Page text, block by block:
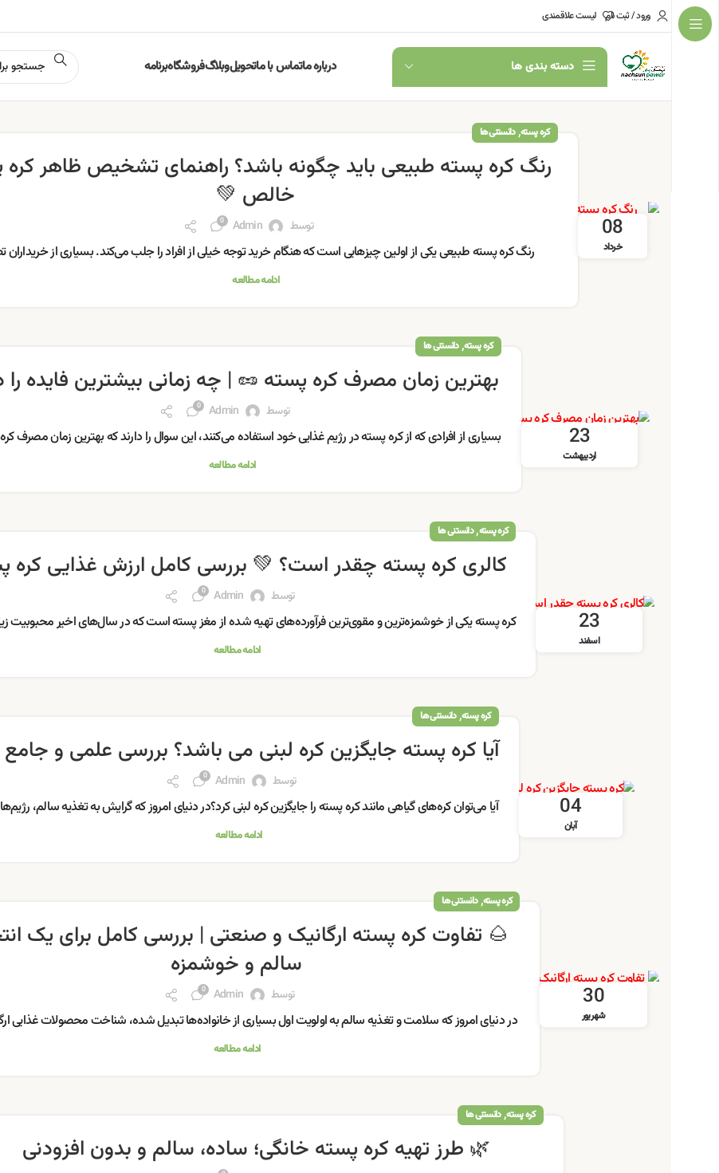
ورود / ثبت نام لیست علاقمندی
دسته بندی ها درباره ماتماس با ماتحویلوبلاگفروشگاهبرنامه
08
خرداد
کره پسته,دانستنی ها
رنگ کره پسته طبیعی باید چگونه باشد؟ راهنمای تشخیص ظاهر کره
خالص 💚
توسط Admin
0
رنگ کره پسته طبیعی یکی از اولین چیزهایی است که هنگام خرید توجه خیلی از افراد را جلب می‌کند. بسیاری از
ادامه مطالعه
23
اردیبهشت
کره پسته,دانستنی ها
بهترین زمان مصرف کره پسته 🥜 | چه زمانی بیشترین فایده را
توسط Admin
0
بسیاری از افرادی که از کره پسته در رژیم غذایی خود استفاده می‌کنند، این سوال را دارند که بهترین زمان مصرف
ادامه مطالعه
23
اسفند
کره پسته,دانستنی ها
کالری کره پسته چقدر است؟ 💚 بررسی کامل ارزش غذایی کره
توسط Admin
0
کره پسته یکی از خوشمزه‌ترین و مقوی‌ترین فرآورده‌های تهیه شده از مغز پسته است که در سال‌های اخیر محبوبیت
ادامه مطالعه
04
آبان
کره پسته,دانستنی ها
آیا کره پسته جایگزین کره لبنی می باشد؟ بررسی علمی و
توسط Admin
0
آیا می‌توان کره‌های گیاهی مانند کره پسته را جایگزین کره لبنی کرد؟در دنیای امروز که گرایش به تغذیه سالم،
ادامه مطالعه
30
شهریور
کره پسته,دانستنی ها
🌰 تفاوت کره پسته ارگانیک و صنعتی | بررسی کامل برای یک
سالم و خوشمزه
توسط Admin
0
در دنیای امروز که سلامت و تغذیه سالم به اولویت اول بسیاری از خانواده‌ها تبدیل شده، شناخت محصولات غذایی
ادامه مطالعه
کره پسته,دانستنی ها
🌿 طرز تهیه کره پسته خانگی؛ ساده، سالم و بدون افزودنی